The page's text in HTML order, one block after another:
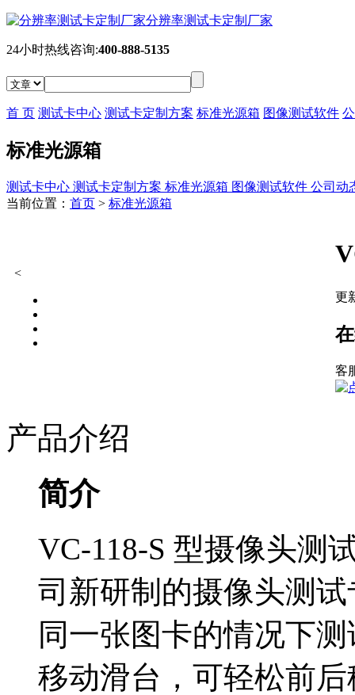
分辨率测试卡定制厂家
24小时热线咨询:400-888-5135
首 页 测试卡中心 测试卡定制方案 标准光源箱 图像测试软件
标准光源箱
测试卡中心 测试卡定制方案 标准光源箱 图像测试软件 公司动
当前位置： 首页 > 标准光源箱
<
更
客
产品介绍
简介
VC-118-S 型摄像头测
司新研制的摄像头测
同一张图卡的情况下
移动滑台，可轻松前